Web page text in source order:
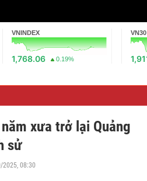
VNINDEX
1,768.06 0.19%
VN30
xưa trở lại Quảng
sử
2025, 08:30